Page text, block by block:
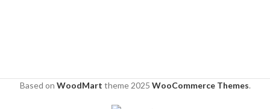
Based on WoodMart theme2025 WooCommerce Themes.